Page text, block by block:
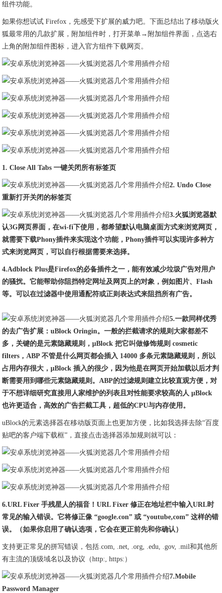
组件功能。
如果你想试试 Firefox，先感受下扩展的威力吧。下面总结出了移动版火
狐最常用的几款扩展，附加组件时，打开菜单→附加组件界面，点选右
上角的附加组件图标，进入官方组件下载网页。
1. Close All Tabs 一键关闭所有标签页
2. Undo Close
重新打开关闭的标签页
3.火狐浏览器默
认3G网页界面，在wi-fi下使用，都希望默认电脑桌面方式来浏览网页，
就需要下载Phony插件来实现这个功能，Phony插件可以实现许多种方
式来浏览网页，可以自行根据需要来选择。
4.Adblock Plus是Firefox的必备插件之一，能有效减少垃圾广告对用户
的骚扰。它能帮助你阻挡特定网址及网页上的对象，例如图片、Flash
等。可以在过滤器中使用通配符或正则表达式来阻挡所有广告。
5.一款同样优秀
的去广告扩展：uBlock Oringin。一般的拦截请求的规则大家都差不
多，关键的是元素隐藏规则，μBlock 把它叫做修饰规则 cosmetic
filters，ABP 不管是什么网页都会插入 14000 多条元素隐藏规则，所以
占用内存很大，μBlock 插入的很少，因为他是在网页开始加载以后才判
断需要用到哪些元素隐藏规则。ABP的过滤规则建立比较直观方便，对
于不想详细研究直接用人家维护的列表且对性能要求较高的人 μBlock
也许更适合，高效的广告拦截工具，超低的CPU与内存使用。
uBlock的元素选择器在移动版页面上也更加方便，比如我选择去除“百度
贴吧的客户端下载框”，直接点击选择器添加规则就可以：
6.URL Fixer 手残星人的福音！URL Fixer 修正在地址栏中输入URL时
常见的输入错误。它将修正像 “google.con” 或 “youtube,com” 这样的错
误。（如果你启用了确认选项，它会在更正前先和你确认）
支持更正常见的拼写错误，包括.com, .net, .org, .edu, .gov, .mil和其他所
有主流的顶级域名以及协议（http:, https:）
7.Mobile
Password Manager